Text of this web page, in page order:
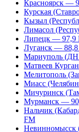
Красноярск —
Курская
Кызыл
Лимасол
Липецк — 97,9
Луганск —
Мариуполь
Матвеев
Мелитополь
Миасс
Мичуринск
Мурманск —
Нальчик
FM
Невинномысск